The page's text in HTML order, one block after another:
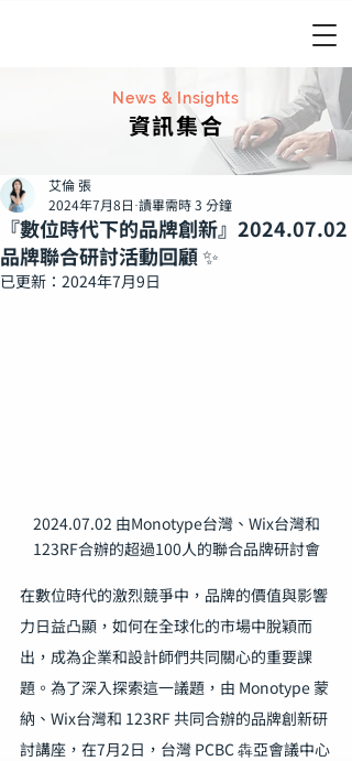
News & Insights
資訊集合
『數位時代下的品牌創新』2024.07.02
品牌聯合研討活動回顧 ✨
艾倫 張
2024年7月8日 讀畢需時 3 分鐘
已更新： 2024年7月9日
2024.07.02 由Monotype台灣、Wix台灣和
123RF合辦的超過100人的聯合品牌研討會
在數位時代的激烈競爭中，品牌的價值與影響
力日益凸顯，如何在全球化的市場中脫穎而
出，成為企業和設計師們共同關心的重要課
題。為了深入探索這一議題，由 Monotype 蒙
納、Wix台灣和 123RF 共同合辦的品牌創新研
討講座，在7月2日，台灣 PCBC 犇亞會議中心